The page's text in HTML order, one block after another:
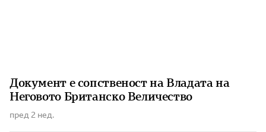
Документ е сопственост на Владата на
Неговото Британско Величество
пред 2 нед.